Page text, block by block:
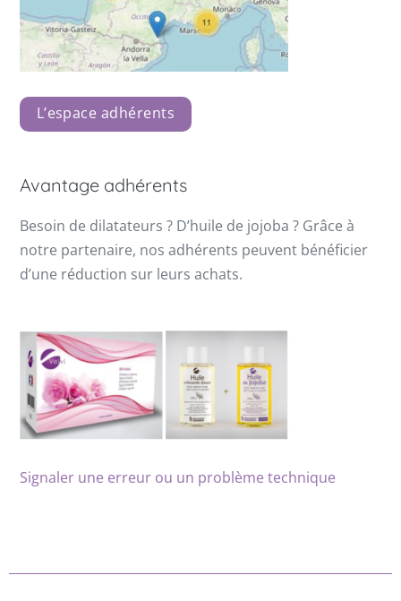
L’espace adhérents
Avantage adhérents
Besoin de dilatateurs ? D’huile de jojoba ? Grâce à
notre partenaire, nos adhérents peuvent bénéficier
d’une réduction sur leurs achats.
Signaler une erreur ou un problème technique